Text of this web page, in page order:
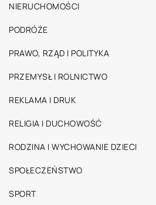
NIERUCHOMOŚCI
PODRÓŻE
PRAWO, RZĄD I POLITYKA
PRZEMYSŁ I ROLNICTWO
REKLAMA I DRUK
RELIGIA I DUCHOWOŚĆ
RODZINA I WYCHOWANIE DZIECI
SPOŁECZEŃSTWO
SPORT